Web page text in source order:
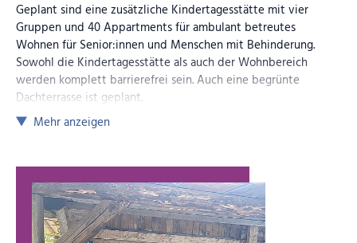
Geplant sind eine zusätzliche Kindertagesstätte mit vier
Gruppen und 40 Appartments für ambulant betreutes
Wohnen für Senior:innen und Menschen mit Behinderung.
Sowohl die Kindertagesstätte als auch der Wohnbereich
werden komplett barrierefrei sein. Auch eine begrünte
Dachterrasse ist geplant.
Der finale Entwurf, wie auf den Bildern zu sehen, stammt
Wir freuen uns, wenn wir voraussichtlich im Februar Weiteres
zum Baubeginn berichten können.
Bilder (Anklicken zum Vergrößern)
Mehr anzeigen